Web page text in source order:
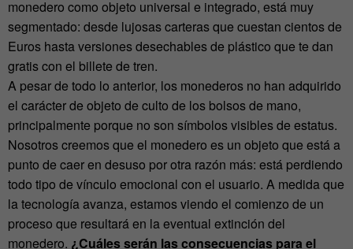
monedero como objeto universal e integrado, está muy
segmentado: desde lujosas carteras que cuestan cientos de
Euros hasta versiones desechables de plástico que te dan
gratis con el billete de tren.
A pesar de todo lo anterior, los monederos no han adquirido
el carácter de objeto de culto de los bolsos de mano,
principalmente porque no son símbolos visibles de estatus.
Nosotros creemos que el monedero es un objeto que está a
punto de caer en desuso por otra razón más: está perdiendo
todo tipo de vínculo emocional con el usuario. A medida que
la tecnología avanza, estamos viendo el comienzo de un
proceso que resultará en la eventual extinción del
monedero. ¿Cuáles serán las consecuencias para el